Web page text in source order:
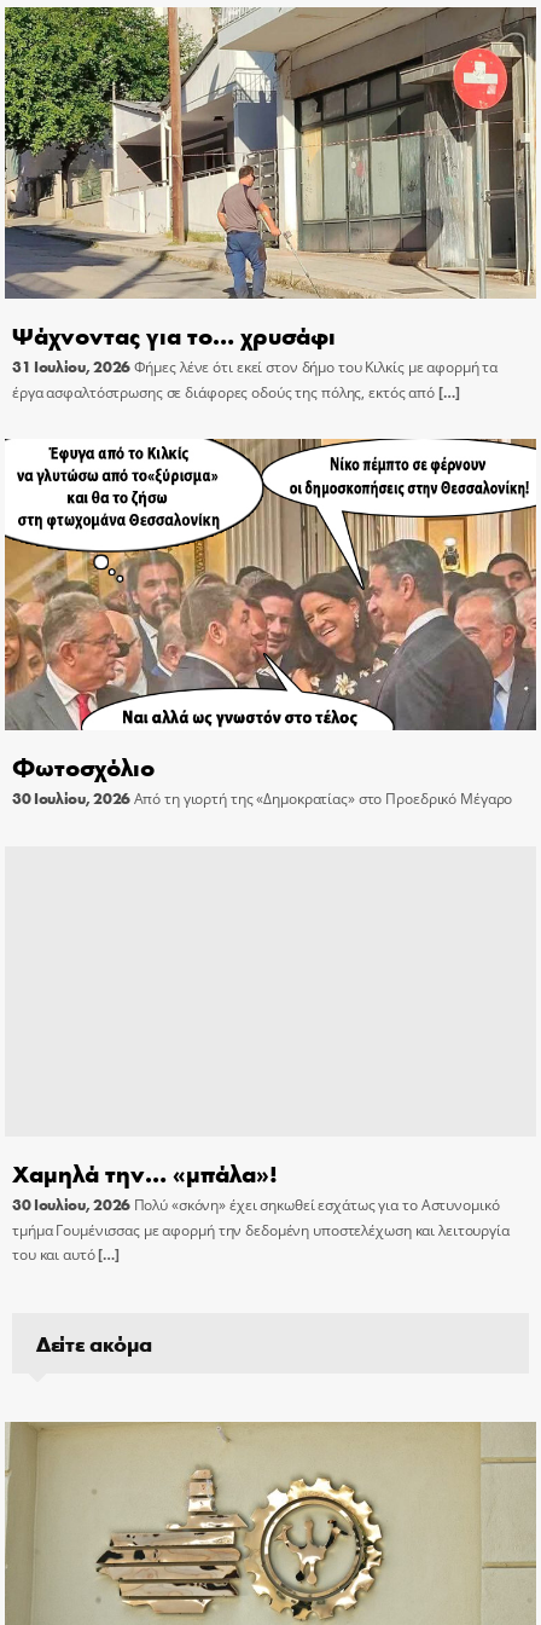
Ψάχνοντας για το… χρυσάφι
31 Ιουλίου, 2026Φήμες λένε ότι εκεί στον δήμο του Κιλκίς με αφορμή τα
έργα ασφαλτόστρωσης σε διάφορες οδούς της πόλης, εκτός από[…]
Φωτοσχόλιο
30 Ιουλίου, 2026Από τη γιορτή της «Δημοκρατίας» στο Προεδρικό Μέγαρο
Χαμηλά την… «μπάλα»!
30 Ιουλίου, 2026 Πολύ «σκόνη» έχει σηκωθεί εσχάτως για το Αστυνομικό
τμήμα Γουμένισσας με αφορμή την δεδομένη υποστελέχωση και λειτουργία
του και αυτό[…]
Δείτε ακόμα